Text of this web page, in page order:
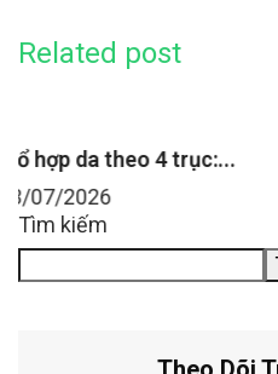
Related post
Botox cơ cắn:
Tìm kiếm